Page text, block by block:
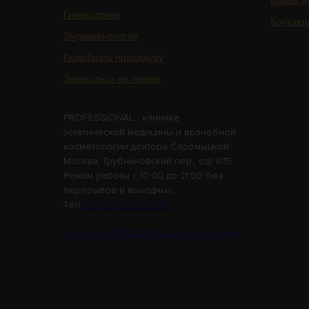
Гинекология
Эндокринология
Подобрать процедуру
Записаться на приём
PROFESSIONAL - клиника
эстетической медицины и врачебной
косметологии доктора Саромыцкой
Москва, Трубниковский пер., стр 8/15
Режим работы с 10:00 до 21:00 без
перерывов и выходных.
Tел. +7 (499) 938-45-75
Клиника PROFESSIONAL в Волгограде